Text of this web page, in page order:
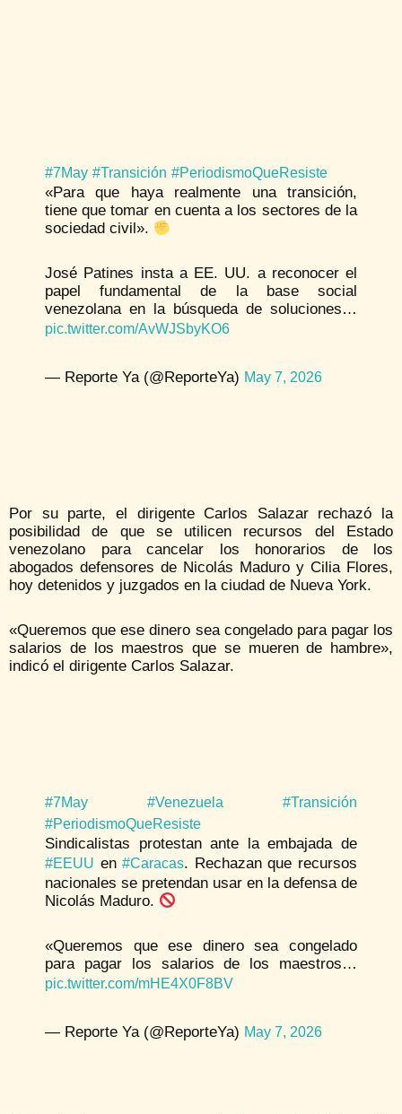
#7May #Transición #PeriodismoQueResiste
«Para que haya realmente una transición,
tiene que tomar en cuenta a los sectores de la
sociedad civil».
José Patines insta a EE. UU. a reconocer el
papel fundamental de la base social
venezolana en la búsqueda de soluciones…
pic.twitter.com/AvWJSbyKO6
— Reporte Ya (@ReporteYa) May 7, 2026
Por su parte, el dirigente Carlos Salazar rechazó la
posibilidad de que se utilicen recursos del Estado
venezolano para cancelar los honorarios de los
abogados defensores de Nicolás Maduro y Cilia Flores,
hoy detenidos y juzgados en la ciudad de Nueva York.
«Queremos que ese dinero sea congelado para pagar los
salarios de los maestros que se mueren de hambre»,
indicó el dirigente Carlos Salazar.
#7May #Venezuela
#Transición
#PeriodismoQueResiste
Sindicalistas protestan ante la embajada de
#EEUU en#Caracas. Rechazan que recursos
nacionales se pretendan usar en la defensa de
Nicolás Maduro.
«Queremos que ese dinero sea congelado
para pagar los salarios de los maestros…
pic.twitter.com/mHE4X0F8BV
— Reporte Ya (@ReporteYa) May 7, 2026